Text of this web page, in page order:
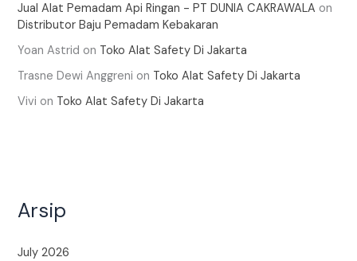
Jual Alat Pemadam Api Ringan - PT DUNIA CAKRAWALA on
Distributor Baju Pemadam Kebakaran
Yoan Astrid on Toko Alat Safety Di Jakarta
Trasne Dewi Anggreni on Toko Alat Safety Di Jakarta
Vivi on Toko Alat Safety Di Jakarta
Arsip
July 2026